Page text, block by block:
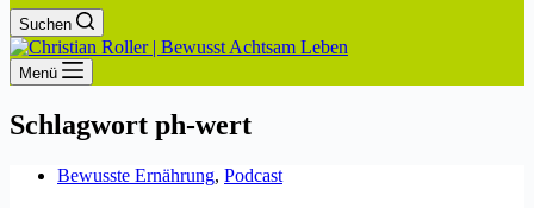
Suchen
Menü
Schlagwort ph-wert
Bewusste Ernährung, Podcast